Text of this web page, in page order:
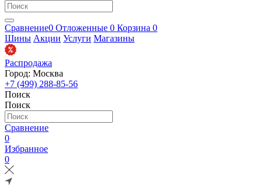
Сравнение0 Отложенные 0 Корзина 0
Шины Акции Услуги Магазины
Распродажа
Город: Москва
+7 (499) 288-85-56
Поиск
Поиск
Сравнение
0
Избранное
0